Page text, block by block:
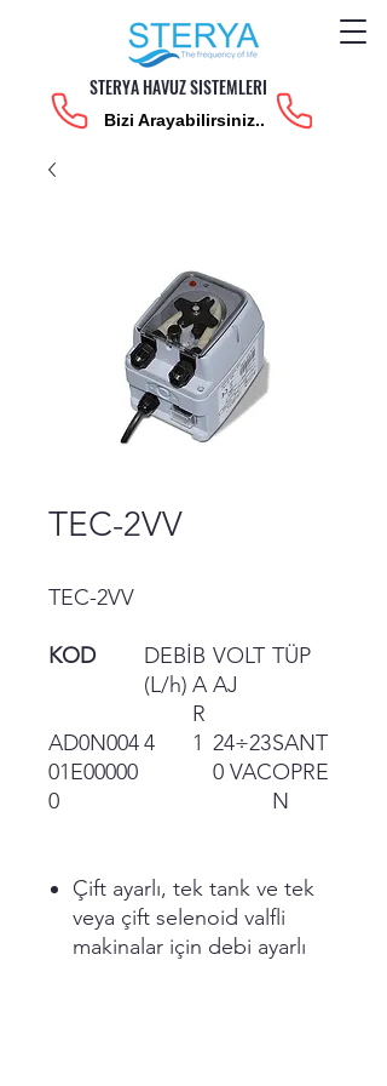
STERYA HAVUZ SISTEMLERI
Bizi Arayabilirsiniz..
TEC-2VV
TEC-2VV
KOD
DEBİ
(L/h)
B
A
R
VOLT
AJ
TÜP
AD0N004
01E00000
0
4 1 24÷23
0 VAC
SANT
OPRE
N
Çift ayarlı, tek tank ve tek
veya çift selenoid valfli
makinalar için debi ayarlı